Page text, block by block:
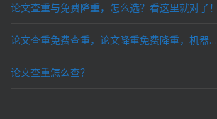
论文查重与免费降重，怎么选？看这里就对了！
论文查重免费查重，论文降重免费降重，机器降重，人工降重，降低AIGC写作率，ai写论文，都要选论文狗和paperdog以及文思慧达！
论文查重怎么查？